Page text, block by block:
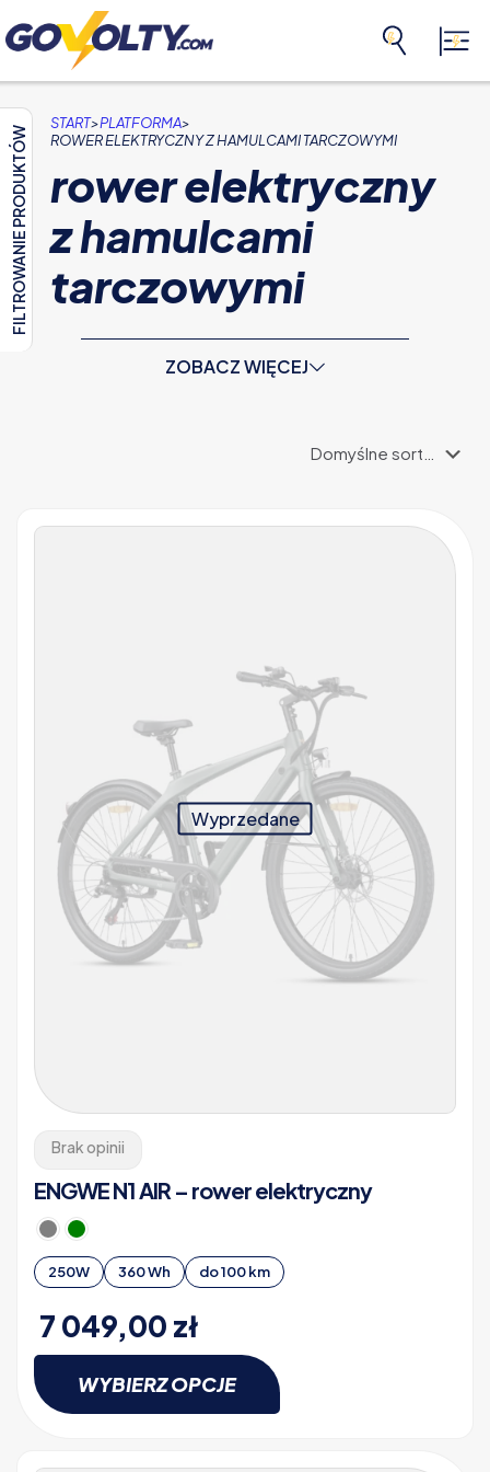
FILTROWANIE PRODUKTÓW
START>PLATFORMA>
ROWER ELEKTRYCZNY Z HAMULCAMI TARCZOWYMI
rower elektryczny
z hamulcami
tarczowymi
ZOBACZ WIĘCEJ
Wyprzedane
Brak opinii
ENGWE N1 AIR – rower elektryczny
250W 360 Wh do 100 km
7 049,00 zł
WYBIERZ OPCJE